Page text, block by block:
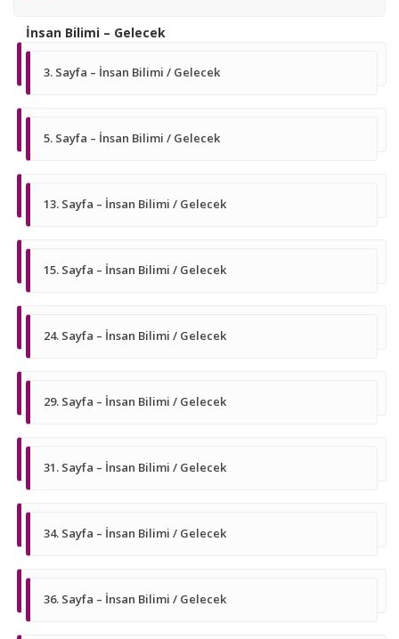
İnsan Bilimi – Gelecek
3. Sayfa – İnsan Bilimi / Gelecek
5. Sayfa – İnsan Bilimi / Gelecek
13. Sayfa – İnsan Bilimi / Gelecek
15. Sayfa – İnsan Bilimi / Gelecek
24. Sayfa – İnsan Bilimi / Gelecek
29. Sayfa – İnsan Bilimi / Gelecek
31. Sayfa – İnsan Bilimi / Gelecek
34. Sayfa – İnsan Bilimi / Gelecek
36. Sayfa – İnsan Bilimi / Gelecek